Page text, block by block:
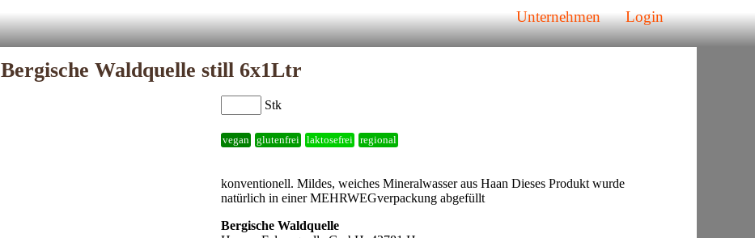
Unternehmen Login
Bergische Waldquelle still 6x1Ltr
Stk
vegan glutenfrei laktosefrei regional
konventionell. Mildes, weiches Mineralwasser aus Haan Dieses Produkt wurde
natürlich in einer MEHRWEGverpackung abgefüllt
Bergische Waldquelle